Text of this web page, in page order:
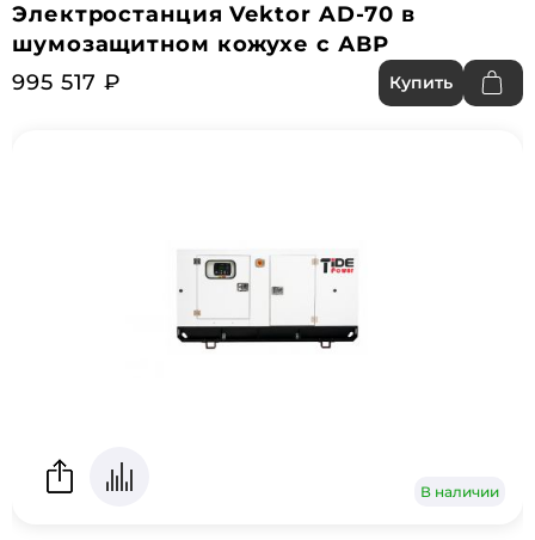
Электростанция Vektor AD-70 в
шумозащитном кожухе с АВР
995 517 ₽
Купить
В наличии